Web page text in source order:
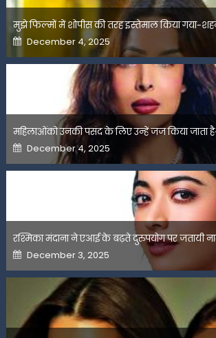
मुझे फिल्मों में शोपीस की तरह इस्तेमाल किया गया-
Posted
on
December 4, 2025
महिलाओंको उनकी पसंद के लिए उन्हें जज किया जाता
Posted
on
December 4, 2025
रश्मिका मंदाना ने एआई के बढ़ते दुरुपयोग पर जतायी
Posted
on
December 3, 2025